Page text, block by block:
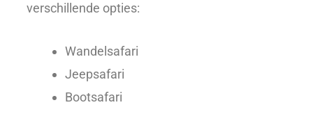
verschillende opties:
Wandelsafari
Jeepsafari
Bootsafari